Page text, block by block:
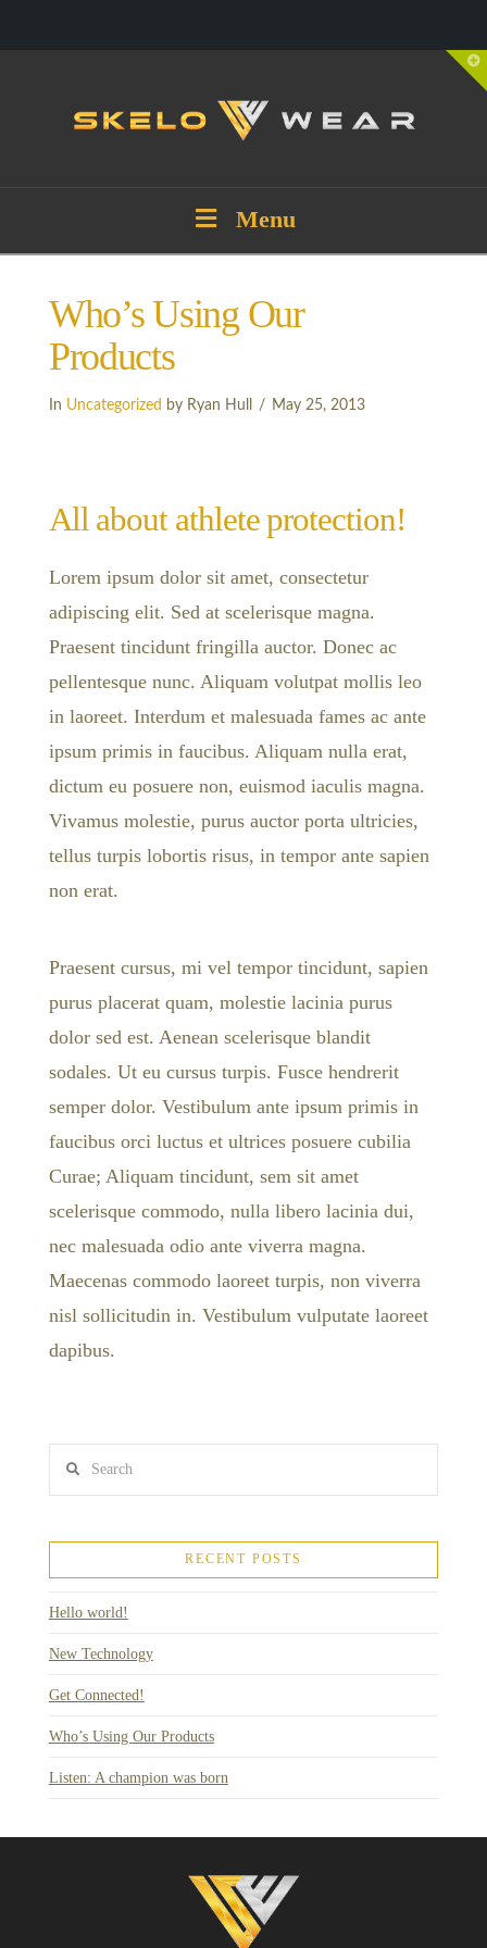
Menu
Who’s Using Our
Products
In Uncategorized by Ryan Hull May 25, 2013
All about athlete protection!
Lorem ipsum dolor sit amet, consectetur
adipiscing elit. Sed at scelerisque magna.
Praesent tincidunt fringilla auctor. Donec ac
pellentesque nunc. Aliquam volutpat mollis leo
in laoreet. Interdum et malesuada fames ac ante
ipsum primis in faucibus. Aliquam nulla erat,
dictum eu posuere non, euismod iaculis magna.
Vivamus molestie, purus auctor porta ultricies,
tellus turpis lobortis risus, in tempor ante sapien
non erat.
Praesent cursus, mi vel tempor tincidunt, sapien
purus placerat quam, molestie lacinia purus
dolor sed est. Aenean scelerisque blandit
sodales. Ut eu cursus turpis. Fusce hendrerit
semper dolor. Vestibulum ante ipsum primis in
faucibus orci luctus et ultrices posuere cubilia
Curae; Aliquam tincidunt, sem sit amet
scelerisque commodo, nulla libero lacinia dui,
nec malesuada odio ante viverra magna.
Maecenas commodo laoreet turpis, non viverra
nisl sollicitudin in. Vestibulum vulputate laoreet
dapibus.
RECENT POSTS
Hello world!
New Technology
Get Connected!
Who’s Using Our Products
Listen: A champion was born